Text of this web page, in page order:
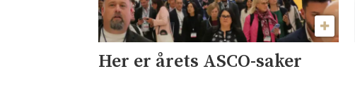
Her er årets ASCO-saker